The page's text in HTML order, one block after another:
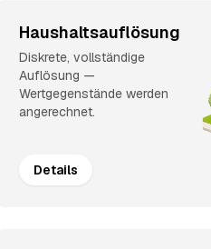
Haushaltsauflösung
Diskrete, vollständige
Auflösung —
Wertgegenstände werden
angerechnet.
Details